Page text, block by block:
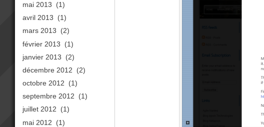
mai 2013
(1)
avril 2013
(1)
mars 2013
(2)
février 2013
(1)
janvier 2013
(2)
décembre 2012
(2)
octobre 2012
(1)
septembre 2012
(1)
juillet 2012
(1)
mai 2012
(1)